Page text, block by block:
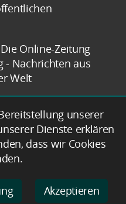
Online-Zeitung
- Nachrichten aus
Welt
unserer
Dienste erklären
dass wir Cookies
Akzeptieren